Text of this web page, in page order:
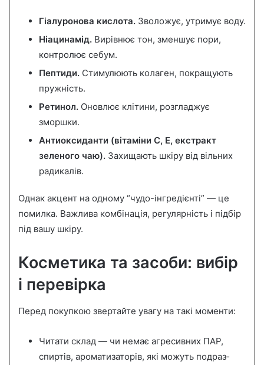
Гіалуронова кислота. Зволожує, утримує воду.
Ніацинамід. Вирівнює тон, зменшує пори,
контролює себум.
Пептиди. Стимулюють колаген, покращують
пружність.
Ретинол. Оновлює клітини, розгладжує
зморшки.
Антиоксиданти (вітаміни C, E, екстракт
зеленого чаю). Захищають шкіру від вільних
радикалів.
Однак акцент на одному “чудо-інгредієнті” — це
помилка. Важлива комбінація, регулярність і підбір
під вашу шкіру.
Косметика та засоби: вибір
і перевірка
Перед покупкою звертайте увагу на такі моменти:
Читати склад — чи немає агресивних ПАР,
спиртів, ароматизаторів, які можуть подраз­